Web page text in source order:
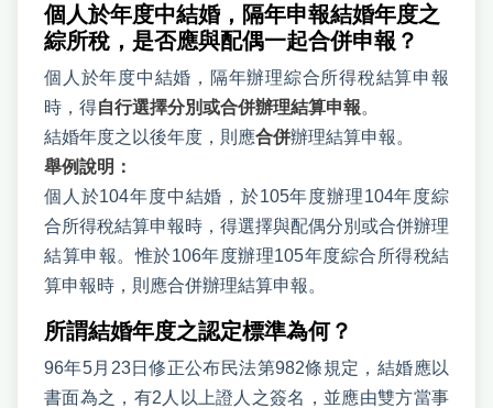
個人於年度中結婚，隔年申報結婚年度之
綜所稅，是否應與配偶一起合併申報？
個人於年度中結婚，隔年辦理綜合所得稅結算申報
時，得自行選擇分別或合併辦理結算申報。
結婚年度之以後年度，則應合併辦理結算申報。
舉例說明：
個人於104年度中結婚，於105年度辦理104年度綜
合所得稅結算申報時，得選擇與配偶分別或合併辦理
結算申報。惟於106年度辦理105年度綜合所得稅結
算申報時，則應合併辦理結算申報。
所謂結婚年度之認定標準為何？
96年5月23日修正公布民法第982條規定，結婚應以
書面為之，有2人以上證人之簽名，並應由雙方當事